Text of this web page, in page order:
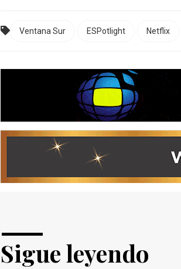
Ventana Sur ESPotlight Netflix
Sigue leyendo